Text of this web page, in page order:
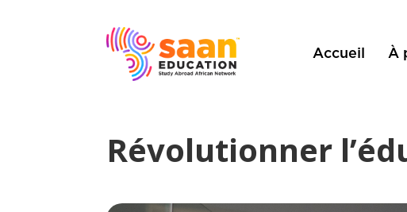
Accueil À
Révolutionner